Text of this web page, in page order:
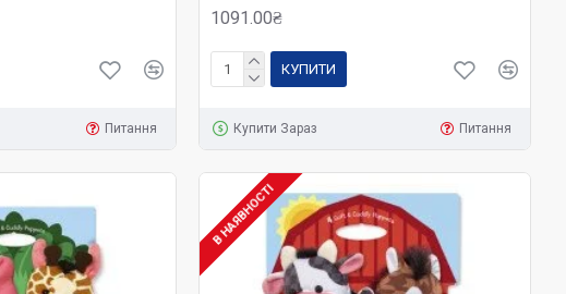
Питання
1091.00₴
КУПИТИ
Купити Зараз Питання
В НАЯВНОСТІ